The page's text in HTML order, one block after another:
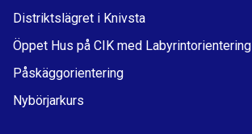
Distriktslägret i Knivsta
Öppet Hus på CIK med Labyrintorientering
Påskäggorientering
Nybörjarkurs